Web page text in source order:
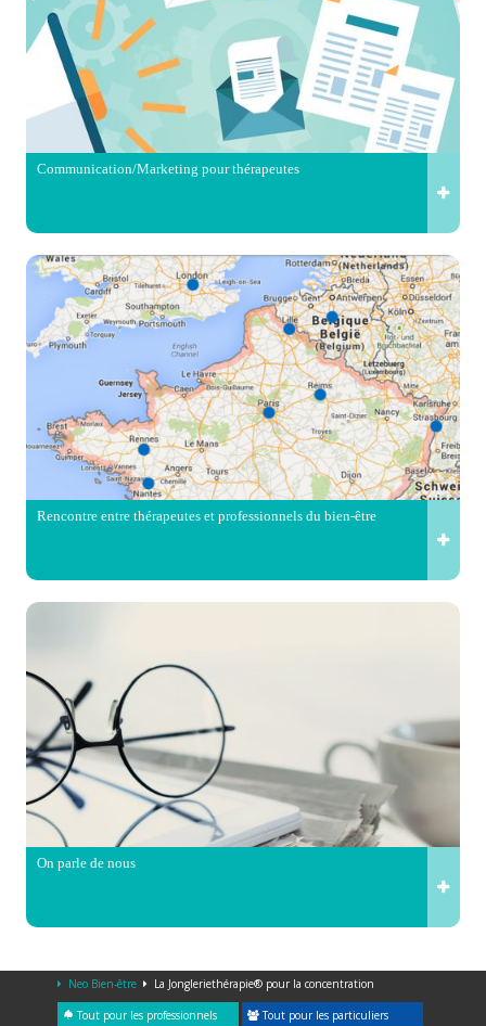
Communication/Marketing pour thérapeutes
Rencontre entre thérapeutes et professionnels du bien-être
On parle de nous
Neo Bien-être La Jongleriethérapie® pour la concentration
Tout pour les professionnels Tout pour les particuliers